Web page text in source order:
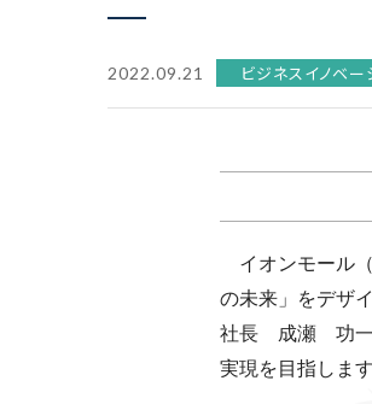
2022.09.21 ビジネスイノベー
イオンモール
の未来」をデザ
社長 成瀬 功一
実現を目指します